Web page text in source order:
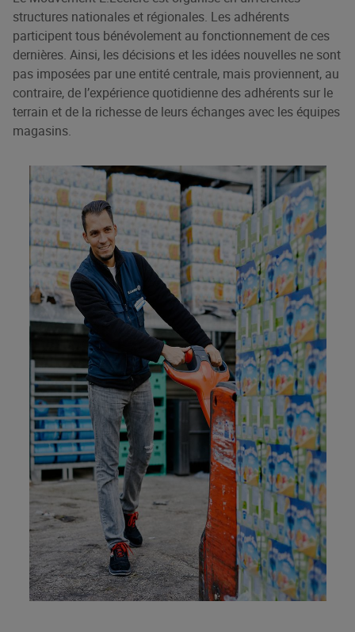
structures nationales et régionales. Les adhérents
participent tous bénévolement au fonctionnement de ces
dernières. Ainsi, les décisions et les idées nouvelles ne sont
pas imposées par une entité centrale, mais proviennent, au
contraire, de l’expérience quotidienne des adhérents sur le
terrain et de la richesse de leurs échanges avec les équipes
magasins.